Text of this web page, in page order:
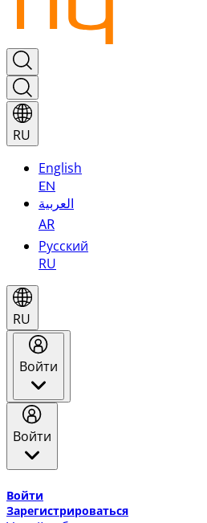
RU
English
EN
العربية
AR
Русский
RU
RU
Войти
Войти
Войти
Зарегистрироваться